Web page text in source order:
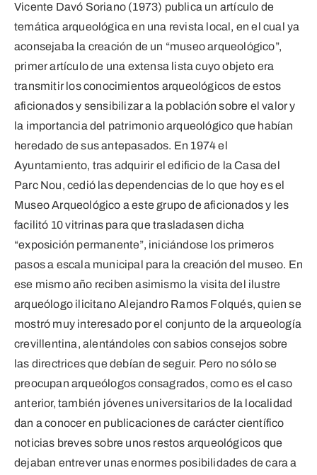
Vicente Davó Soriano (1973) publica un artículo de
temática arqueológica en una revista local, en el cual ya
aconsejaba la creación de un “museo arqueológico”,
primer artículo de una extensa lista cuyo objeto era
transmitir los conocimientos arqueológicos de estos
aficionados y sensibilizar a la población sobre el valor y
la importancia del patrimonio arqueológico que habían
heredado de sus antepasados. En 1974 el
Ayuntamiento, tras adquirir el edificio de la Casa del
Parc Nou, cedió las dependencias de lo que hoy es el
Museo Arqueológico a este grupo de aficionados y les
facilitó 10 vitrinas para que trasladasen dicha
“exposición permanente”, iniciándose los primeros
pasos a escala municipal para la creación del museo. En
ese mismo año reciben asimismo la visita del ilustre
arqueólogo ilicitano Alejandro Ramos Folqués, quien se
mostró muy interesado por el conjunto de la arqueología
crevillentina, alentándoles con sabios consejos sobre
las directrices que debían de seguir. Pero no sólo se
preocupan arqueólogos consagrados, como es el caso
anterior, también jóvenes universitarios de la localidad
dan a conocer en publicaciones de carácter científico
noticias breves sobre unos restos arqueológicos que
dejaban entrever unas enormes posibilidades de cara a